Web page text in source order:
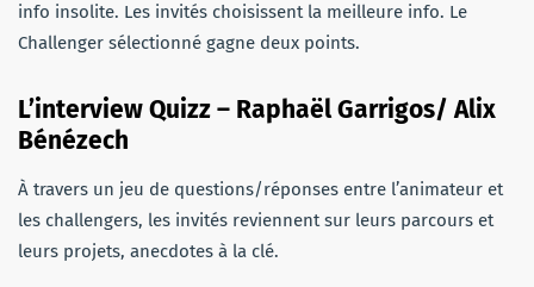
info insolite. Les invités choisissent la meilleure info. Le
Challenger sélectionné gagne deux points.
L’interview Quizz – Raphaël Garrigos/ Alix
Bénézech
À travers un jeu de questions/réponses entre l’animateur et
les challengers, les invités reviennent sur leurs parcours et
leurs projets, anecdotes à la clé.